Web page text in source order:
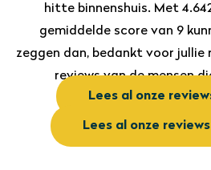
hitte binnenshuis. Met
gemiddelde score van 9
zeggen dan, bedankt voor jullie
reviews van de mensen
Lees al onze
Lees al onze